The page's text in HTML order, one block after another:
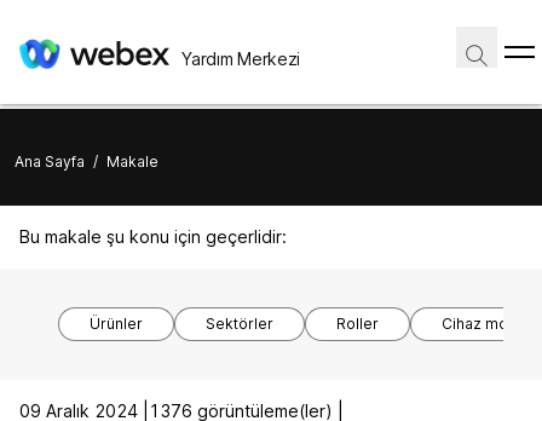
Yardım Merkezi
Ana Sayfa / Makale
Bu makale şu konu için geçerlidir:
Ürünler Sektörler Roller Cihaz
09 Aralık 2024 |
1376 görüntüleme(ler) |